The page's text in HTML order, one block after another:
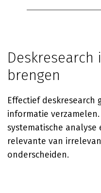
brengen
Effectief
informatie
systematische
relevante van
onderscheiden.